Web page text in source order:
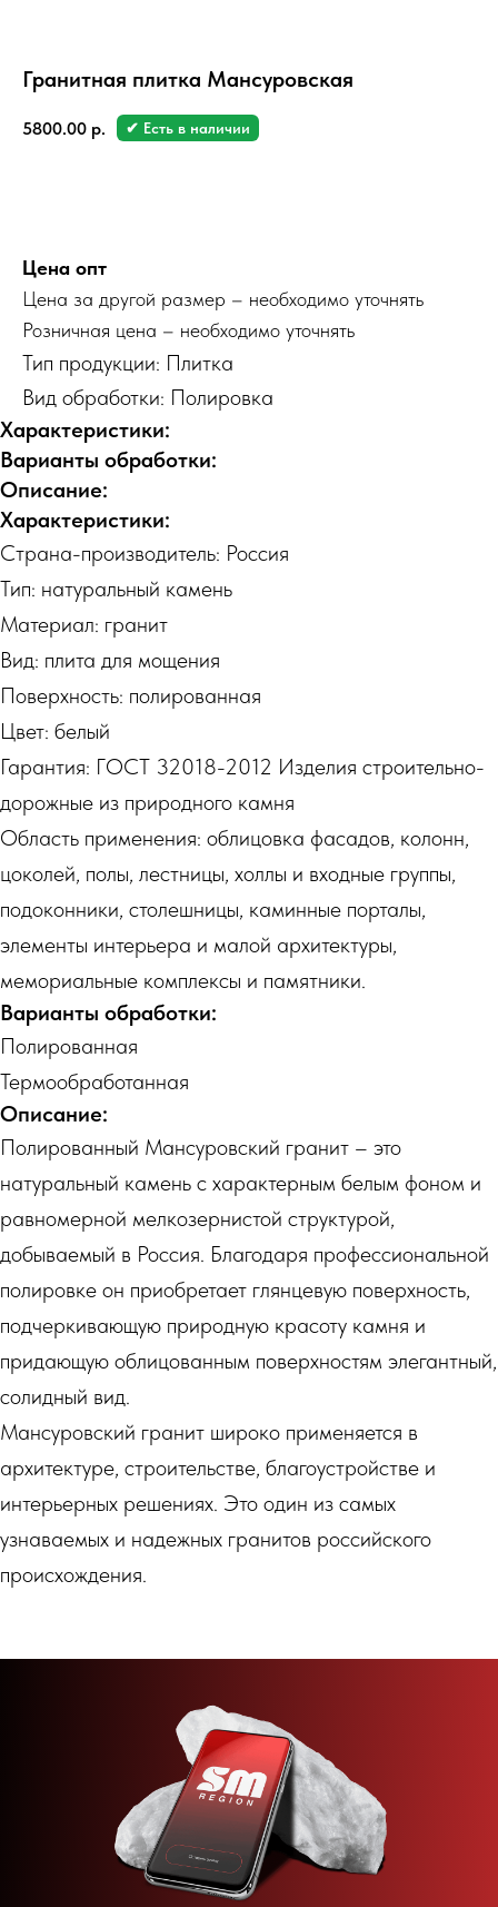
Гранитная плитка Мансуровская
5800.00 р. ✔ Есть в наличии
Цена опт
Цена за другой размер – необходимо уточнять
Розничная цена – необходимо уточнять
Тип продукции: Плитка
Вид обработки: Полировка
Характеристики:
Варианты обработки:
Описание:
Характеристики:
Страна-производитель: Россия
Тип: натуральный камень
Материал: гранит
Вид: плита для мощения
Поверхность: полированная
Цвет: белый
Гарантия: ГОСТ 32018-2012 Изделия строительно-
дорожные из природного камня
Область применения: облицовка фасадов, колонн,
цоколей, полы, лестницы, холлы и входные группы,
подоконники, столешницы, каминные порталы,
элементы интерьера и малой архитектуры,
мемориальные комплексы и памятники.
Варианты обработки:
Полированная
Термообработанная
Описание:
Полированный Мансуровский гранит – это
натуральный камень с характерным белым фоном и
равномерной мелкозернистой структурой,
добываемый в Россия. Благодаря профессиональной
полировке он приобретает глянцевую поверхность,
подчеркивающую природную красоту камня и
придающую облицованным поверхностям элегантный,
солидный вид.
Мансуровский гранит широко применяется в
архитектуре, строительстве, благоустройстве и
интерьерных решениях. Это один из самых
узнаваемых и надежных гранитов российского
происхождения.